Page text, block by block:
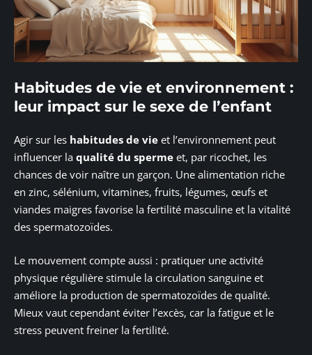
Habitudes de vie et environnement :
leur impact sur le sexe de l’enfant
Agir sur les habitudes de vie et l’environnement peut
influencer la qualité du sperme et, par ricochet, les
chances de voir naître un garçon. Une alimentation riche
en zinc, sélénium, vitamines, fruits, légumes, œufs et
viandes maigres favorise la fertilité masculine et la vitalité
des spermatozoïdes.
Le mouvement compte aussi : pratiquer une activité
physique régulière stimule la circulation sanguine et
améliore la production de spermatozoïdes de qualité.
Mieux vaut cependant éviter l’excès, car la fatigue et le
stress peuvent freiner la fertilité.